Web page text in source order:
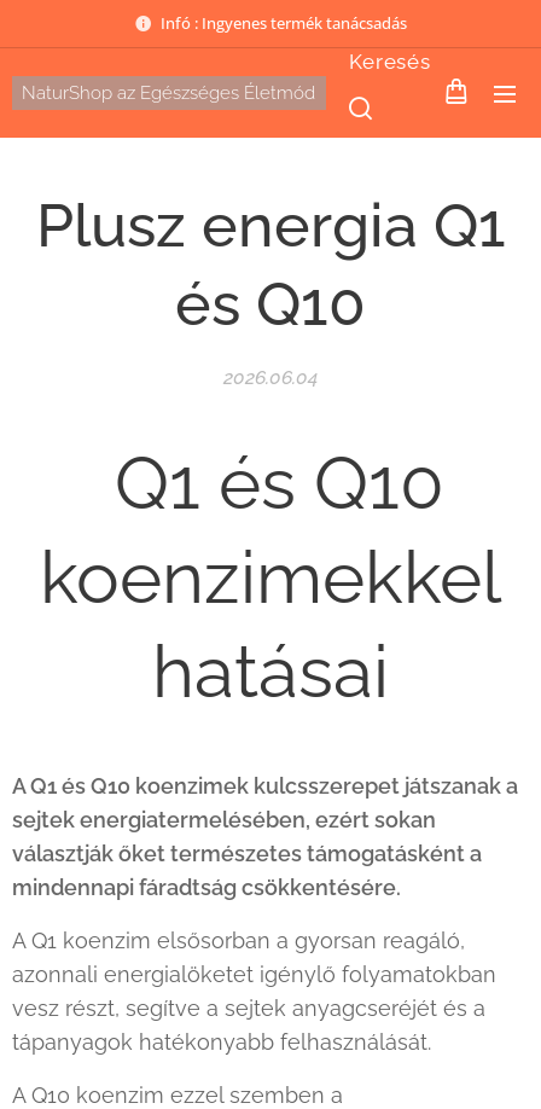
Infó : Ingyenes termék tanácsadás
NaturShop az Egészséges Életmód
Keresés
Plusz energia Q1
és Q10
2026.06.04
Q1 és Q10
koenzimekkel
hatásai
A Q1 és Q10 koenzimek kulcsszerepet játszanak a
sejtek energiatermelésében, ezért sokan
választják őket természetes támogatásként a
mindennapi fáradtság csökkentésére.
A Q1 koenzim elsősorban a gyorsan reagáló,
azonnali energialöketet igénylő folyamatokban
vesz részt, segítve a sejtek anyagcseréjét és a
tápanyagok hatékonyabb felhasználását.
A Q10 koenzim ezzel szemben a